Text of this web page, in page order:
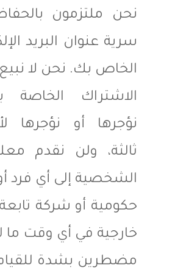
نحن ملتزمون
سرية عنوان البريد
الخاص بك. نحن لا
الاشتراك الخاصة
نؤجرها أو نؤجرها
ثالثة، ولن نقدم
الشخصية إلى أي فرد
حكومية أو شركة
خارجية في أي وقت ما
مضطرين بشدة